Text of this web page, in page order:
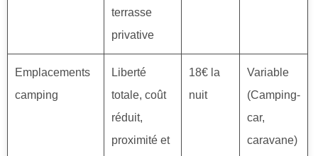
terrasse
privative
Emplacements
camping
Liberté
totale, coût
réduit,
proximité et
18€ la
nuit
Variable
(Camping-
car,
caravane)